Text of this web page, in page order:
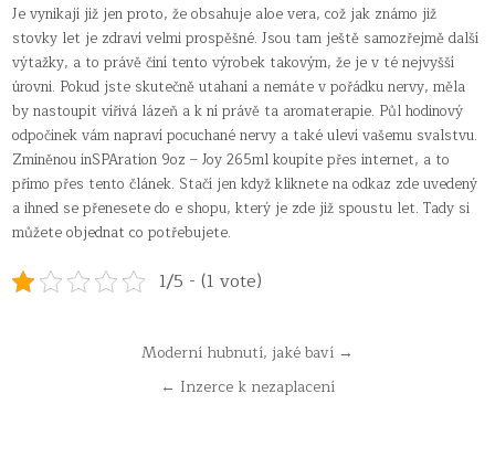
Je vynikají již jen proto, že obsahuje aloe vera, což jak známo již
stovky let je zdraví velmi prospěšné. Jsou tam ještě samozřejmě další
výtažky, a to právě činí tento výrobek takovým, že je v té nejvyšší
úrovni. Pokud jste skutečně utahaní a nemáte v pořádku nervy, měla
by nastoupit vířivá lázeň a k ní právě ta aromaterapie. Půl hodinový
odpočinek vám napraví pocuchané nervy a také uleví vašemu svalstvu.
Zmíněnou inSPAration 9oz – Joy 265ml koupíte přes internet, a to
přímo přes tento článek. Stačí jen když kliknete na odkaz zde uvedený
a ihned se přenesete do e shopu, který je zde již spoustu let. Tady si
můžete objednat co potřebujete.
1/5 - (1 vote)
NavigaceModerní hubnutí, jaké baví →
← Inzerce k nezaplacení